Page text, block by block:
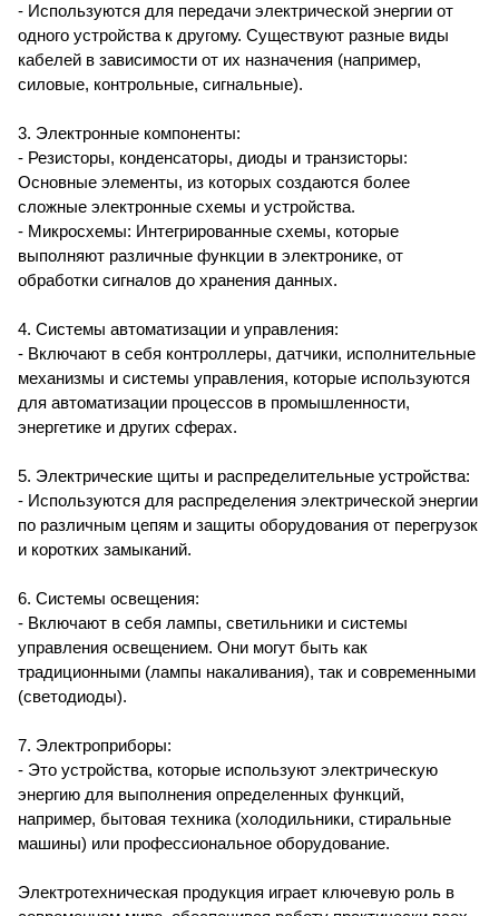
- Используются для передачи электрической энергии от
одного устройства к другому. Существуют разные виды
кабелей в зависимости от их назначения (например,
силовые, контрольные, сигнальные).
3. Электронные компоненты:
- Резисторы, конденсаторы, диоды и транзисторы:
Основные элементы, из которых создаются более
сложные электронные схемы и устройства.
- Микросхемы: Интегрированные схемы, которые
выполняют различные функции в электронике, от
обработки сигналов до хранения данных.
4. Системы автоматизации и управления:
- Включают в себя контроллеры, датчики, исполнительные
механизмы и системы управления, которые используются
для автоматизации процессов в промышленности,
энергетике и других сферах.
5. Электрические щиты и распределительные устройства:
- Используются для распределения электрической энергии
по различным цепям и защиты оборудования от перегрузок
и коротких замыканий.
6. Системы освещения:
- Включают в себя лампы, светильники и системы
управления освещением. Они могут быть как
традиционными (лампы накаливания), так и современными
(светодиоды).
7. Электроприборы:
- Это устройства, которые используют электрическую
энергию для выполнения определенных функций,
например, бытовая техника (холодильники, стиральные
машины) или профессиональное оборудование.
Электротехническая продукция играет ключевую роль в